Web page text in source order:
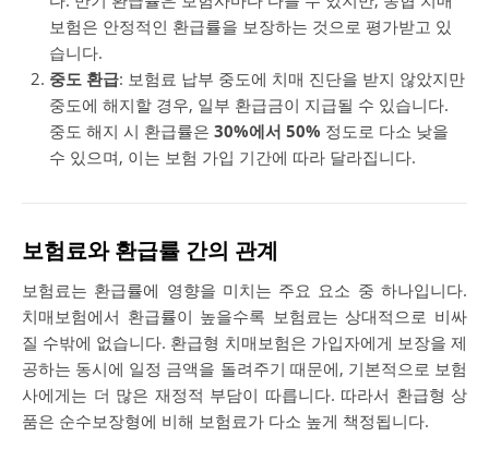
보험은 안정적인 환급률을 보장하는 것으로 평가받고 있
습니다.
중도 환급: 보험료 납부 중도에 치매 진단을 받지 않았지만
중도에 해지할 경우, 일부 환급금이 지급될 수 있습니다.
중도 해지 시 환급률은 30%에서 50% 정도로 다소 낮을
수 있으며, 이는 보험 가입 기간에 따라 달라집니다.
보험료와 환급률 간의 관계
보험료는 환급률에 영향을 미치는 주요 요소 중 하나입니다.
치매보험에서 환급률이 높을수록 보험료는 상대적으로 비싸
질 수밖에 없습니다. 환급형 치매보험은 가입자에게 보장을 제
공하는 동시에 일정 금액을 돌려주기 때문에, 기본적으로 보험
사에게는 더 많은 재정적 부담이 따릅니다. 따라서 환급형 상
품은 순수보장형에 비해 보험료가 다소 높게 책정됩니다.